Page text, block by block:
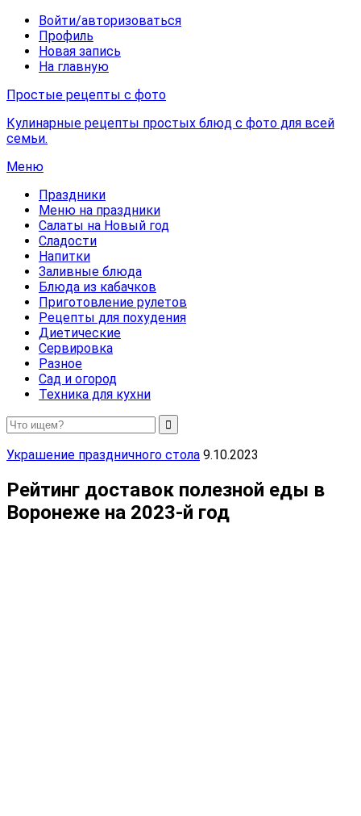
Войти/авторизоваться
Профиль
Новая запись
На главную
Простые рецепты с фото
Кулинарные рецепты простых блюд с фото для всей
семьи.
Меню
Праздники
Меню на праздники
Салаты на Новый год
Сладости
Напитки
Заливные блюда
Блюда из кабачков
Приготовление рулетов
Рецепты для похудения
Диетические
Сервировка
Разное
Сад и огород
Техника для кухни
Украшение праздничного стола 9.10.2023
Рейтинг доставок полезной еды в
Воронеже на 2023-й год